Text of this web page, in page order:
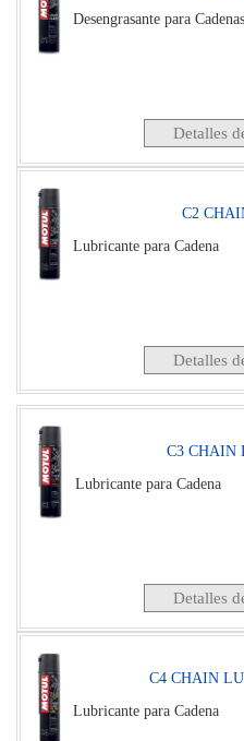
Desengrasante para Cadenas
Detalles
C2
Lubricante para Cadena
Detalles
C3 CHAIN
Lubricante para Cadena
Detalles
C4 CHAIN
Lubricante para Cadena